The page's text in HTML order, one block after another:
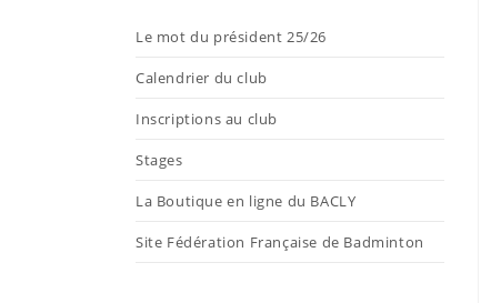
Le mot du président 25/26
Calendrier du club
Inscriptions au club
Stages
La Boutique en ligne du BACLY
Site Fédération Française de Badminton